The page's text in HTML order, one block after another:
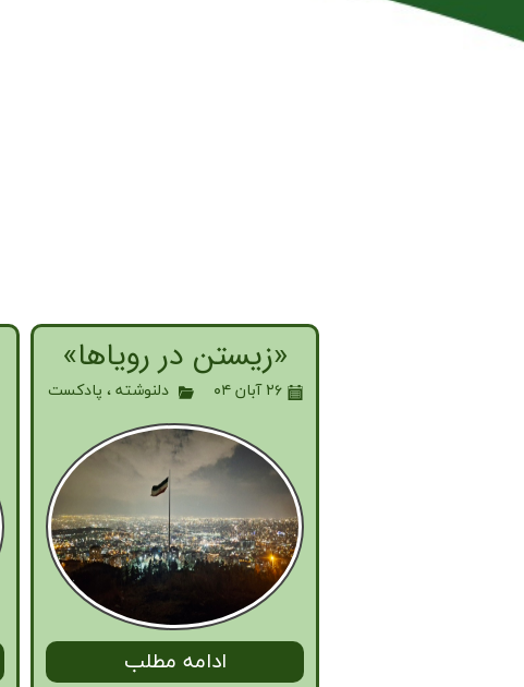
«زیستن در رویاها»
۲۶ آبان ۰۴ دلنوشته ، پادکست
ادامه مطلب